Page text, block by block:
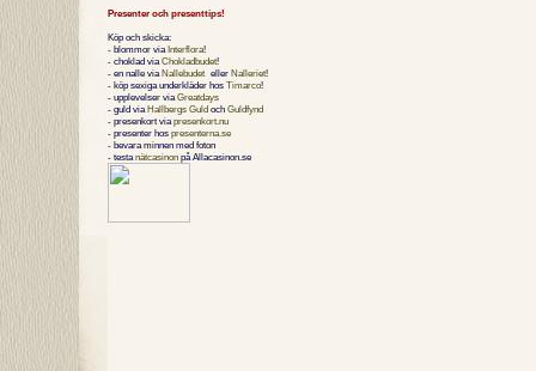
Presenter och presenttips!
Köp och skicka:
- blommor viaInterflora!
- choklad viaChokladbudet!
- en nalle viaNallebudet eller Nalleriet!
- köp sexiga underkläder hos Timarco!
- upplevelser viaGreatdays
- guld viaHallbergs Guld och Guldfynd
- presenkort viapresenkort.nu
- presenter hos presenterna.se
- bevara minnen med foton
- testanätcasinon på Allacasinon.se